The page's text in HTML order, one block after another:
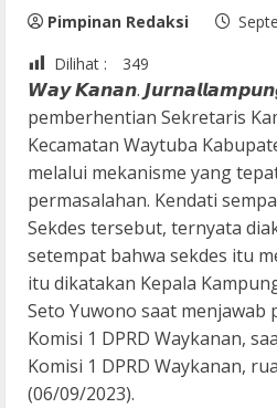
Pimpinan Redaksi
Dilihat :
349
𝙒𝙖𝙮 𝙆𝙖𝙣𝙖𝙣.
pemberhentian Sekretaris
Kecamatan Waytuba
melalui mekanisme yang
permasalahan. Kendati
Sekdes tersebut, ternyata
setempat bahwa sekdes itu
itu dikatakan Kepala
Seto Yuwono saat menjawab
Komisi 1 DPRD Waykanan,
Komisi 1 DPRD Waykanan,
(06/09/2023).